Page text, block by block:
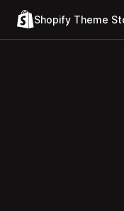
Shopify Theme